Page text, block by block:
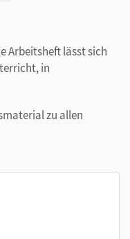
Arbeitsheft lässt sich
in
zu allen